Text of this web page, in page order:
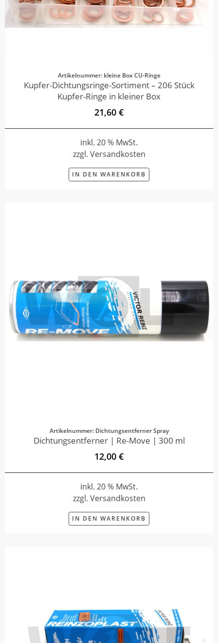
Artikelnummer: kleine Box CU-Ringe
Kupfer-Dichtungsringe-Sortiment – 206 Stück
Kupfer-Ringe in kleiner Box
21,60 €
inkl. 20 % MwSt.
zzgl. Versandkosten
IN DEN WARENKORB
Artikelnummer: Dichtungsentferner Spray
Dichtungsentferner | Re-Move | 300 ml
12,00 €
inkl. 20 % MwSt.
zzgl. Versandkosten
IN DEN WARENKORB